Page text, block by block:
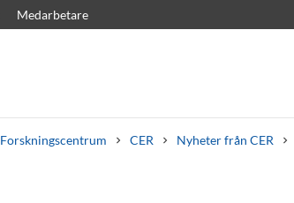
Medarbetare
Forskningscentrum CER Nyheter från CER